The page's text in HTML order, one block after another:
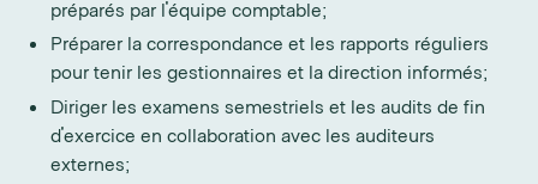
préparés par l'équipe comptable;
Préparer la correspondance et les rapports réguliers
pour tenir les gestionnaires et la direction informés;
Diriger les examens semestriels et les audits de fin
d'exercice en collaboration avec les auditeurs
externes;